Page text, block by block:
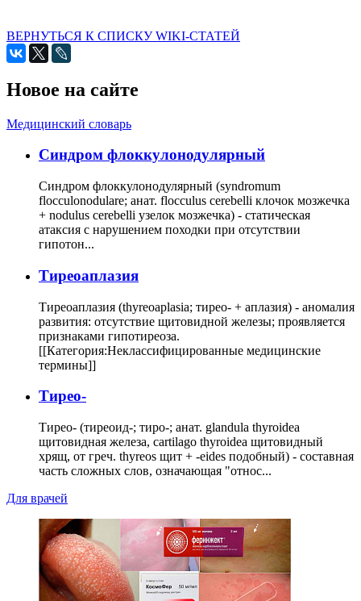
ВЕРНУТЬСЯ К СПИСКУ WIKI-СТАТЕЙ
Новое на сайте
Медицинский словарь
Cиндром флоккулонодулярный
Синдром флоккулонодулярный (syndromum
flocculonodulare; анат. flocculus cerebelli клочок мозжечка
+ nodulus cerebelli узелок мозжечка) - статическая
атаксия с нарушением походки при отсутствии
гипотон...
Тиреоаплазия
Тиреоаплазия (thyreoaplasia; тирео- + аплазия) - аномалия
развития: отсутствие щитовидной железы; проявляется
признаками гипотиреоза.
[[Категория:Неклассифицированные медицинские
термины]]
Тирео-
Тирео- (тиреоид-; тиро-; анат. glandula thyroidea
щитовидная железа, cartilago thyroidea щитовидный
хрящ, от греч. thyreos щит + -eides подобный) - составная
часть сложных слов, означающая "относ...
Для врачей